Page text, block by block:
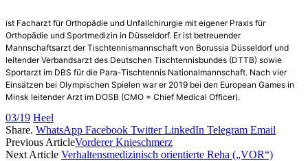
ist Facharzt für Orthopädie und Unfallchirurgie mit eigener Praxis für
Orthopädie und Sportmedizin in Düsseldorf. Er ist betreuender
Mannschaftsarzt der Tischtennismannschaft von Borussia Düsseldorf und
leitender Verbandsarzt des Deutschen Tischtennisbundes (DTTB) sowie
Sportarzt im DBS für die Para-Tischtennis Nationalmannschaft. Nach vier
Einsätzen bei Olympischen Spielen war er 2019 bei den European Games in
Minsk leitender Arzt im DOSB (CMO = Chief Medical Officer).
03/19 Heel
Share. WhatsApp Facebook Twitter LinkedIn Telegram Email
Previous ArticleVorderer Knieschmerz
Next Article Verhaltensmedizinisch orientierte Reha („VOR“)